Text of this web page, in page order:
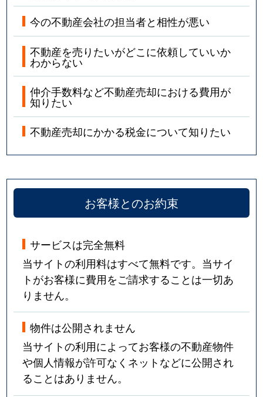
新松戸
11,000万円
新松戸
新松戸
6,600万円
新松戸
新松戸
新松戸
6,600万円
新松戸
新松戸
2,800万円
新松戸
新松戸
13,000万円
新松戸
新松戸
5,000万円
新松戸
18,000万円
新松戸
新松戸
4,300万円
南流山
新松戸北
新松戸北
新松戸東
3,600万円
新松戸
新松戸南
今の不動産会社の担当者と相性が悪い
不動産を売りたいがどこに依頼していいか
わからない
仲介手数料など不動産売却における費用が
知りたい
不動産売却にかかる税金について知りたい
お客様とのお約束
サービスは完全無料
当サイトの利用料はすべて無料です。当サイ
トがお客様に費用をご請求することは一切あ
りません。
物件は公開されません
当サイトの利用によってお客様の不動産物件
や個人情報が許可なくネットなどに公開され
ることはありません。